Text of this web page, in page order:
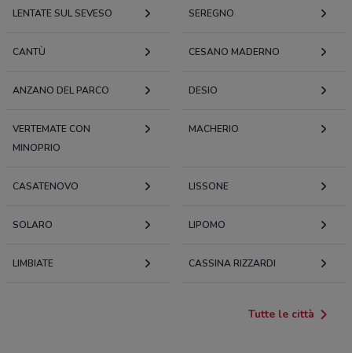
LENTATE SUL SEVESO SEREGNO
CANTÙ CESANO MADERNO
ANZANO DEL PARCO DESIO
VERTEMATE CON
MINOPRIO
MACHERIO
CASATENOVO LISSONE
SOLARO LIPOMO
LIMBIATE CASSINA RIZZARDI
Tutte le città